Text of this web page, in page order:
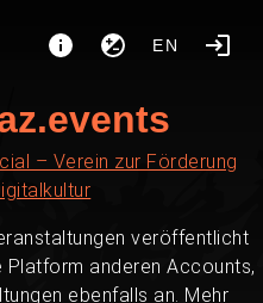
EN
– Verein zur Förderung
veröffentlicht
anderen Accounts,
ebenfalls an. Mehr